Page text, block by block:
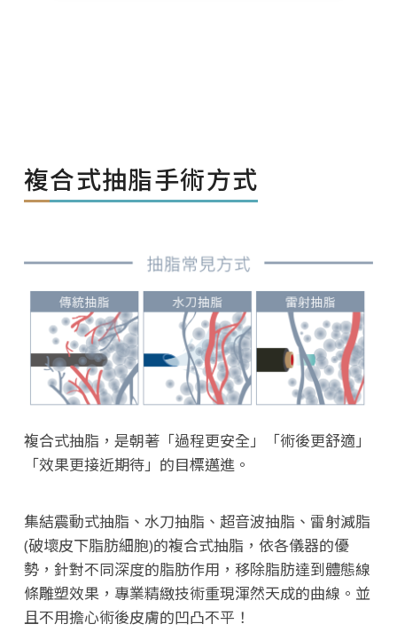
複合式抽脂手術方式
複合式抽脂，是朝著「過程更安全」「術後更舒適」
「效果更接近期待」的目標邁進。
集結震動式抽脂、水刀抽脂、超音波抽脂、雷射減脂
(破壞皮下脂肪細胞)的複合式抽脂，依各儀器的優
勢，針對不同深度的脂肪作用，移除脂肪達到體態線
條雕塑效果，專業精緻技術重現渾然天成的曲線。並
且不用擔心術後皮膚的凹凸不平！